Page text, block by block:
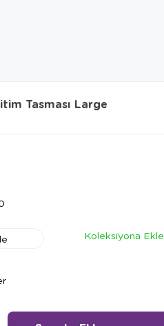
Tasması Large
Koleksiyona Ekle